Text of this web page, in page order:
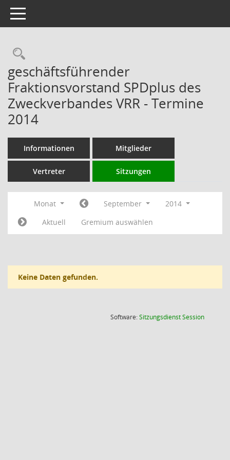
Toggle navigation
Rechercheauswahl
geschäftsführender
Fraktionsvorstand SPDplus des
Zweckverbandes VRR - Termine
2014
Informationen Mitglieder
Vertreter Sitzungen
Monat September
2014
Aktuell
Gremium auswählen
Keine Daten gefunden.
Software:SitzungsdienstSession(Wird in